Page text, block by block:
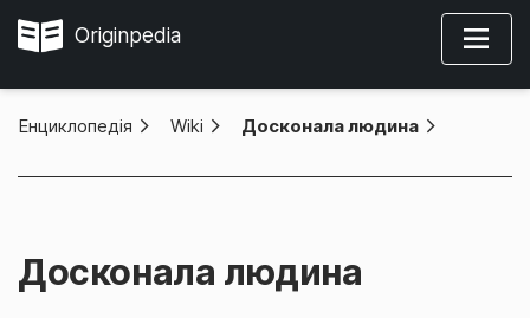
Originpedia
Енциклопедія Wiki Досконала людина
Досконала людина